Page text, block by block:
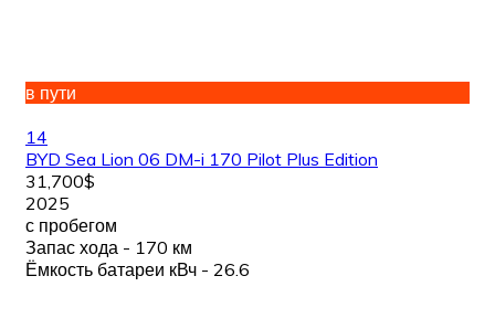
в пути
14
BYD Sea Lion 06 DM-i 170 Pilot Plus Edition
31,700$
2025
с пробегом
Запас хода - 170 км
Ёмкость батареи кВч - 26.6